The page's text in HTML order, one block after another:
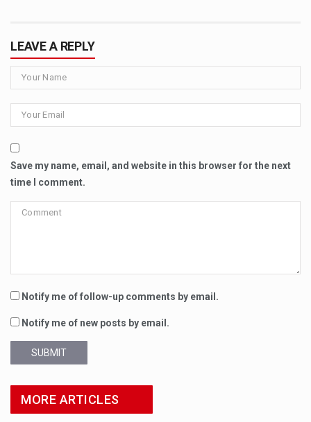
LEAVE A REPLY
Save my name, email, and website in this browser for the next
time I comment.
Notify me of follow-up comments by email.
Notify me of new posts by email.
SUBMIT
MORE ARTICLES